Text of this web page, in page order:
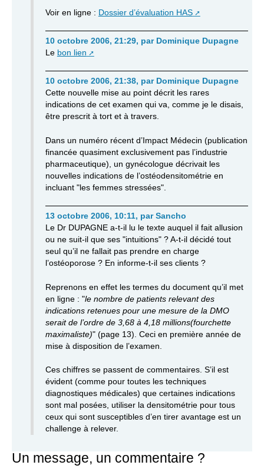
Voir en ligne : Dossier d’évaluation HAS
10 octobre 2006, 21:29, par Dominique Dupagne
Le bon lien
10 octobre 2006, 21:38, par Dominique Dupagne
Cette nouvelle mise au point décrit les rares
indications de cet examen qui va, comme je le disais,
être prescrit à tort et à travers.
Dans un numéro récent d’Impact Médecin (publication
financée quasiment exclusivement pas l’industrie
pharmaceutique), un gynécologue décrivait les
nouvelles indications de l’ostéodensitométrie en
incluant "les femmes stressées".
13 octobre 2006, 10:11, par Sancho
Le Dr DUPAGNE a-t-il lu le texte auquel il fait allusion
ou ne suit-il que ses "intuitions" ? A-t-il décidé tout
seul qu’il ne fallait pas prendre en charge
l’ostéoporose ? En informe-t-il ses clients ?
Reprenons en effet les termes du document qu’il met
en ligne : "le nombre de patients relevant des
indications retenues pour une mesure de la DMO
serait de l’ordre de 3,68 à 4,18 millions(fourchette
maximaliste)" (page 13). Ceci en première année de
mise à disposition de l’examen.
Ces chiffres se passent de commentaires. S’il est
évident (comme pour toutes les techniques
diagnostiques médicales) que certaines indications
sont mal posées, utiliser la densitométrie pour tous
ceux qui sont susceptibles d’en tirer avantage est un
challenge à relever.
Un message, un commentaire ?